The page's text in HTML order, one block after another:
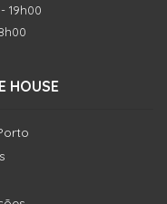
19h00
HOUSE